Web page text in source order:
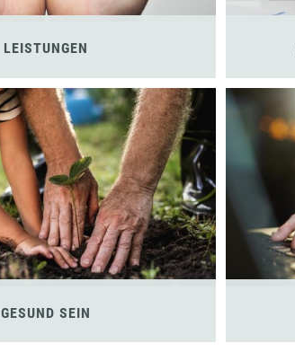
LEISTUNGEN
GESUND SEIN